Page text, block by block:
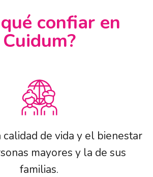
confiar en
Cuidum?
calidad de vida y el bienestar
mayores y la de sus
familias.